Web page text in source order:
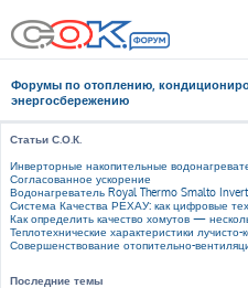
Форумы по отоплению,
энергосбережению
Статьи С.О.К.
Инверторные накопительные
Согласованное ускорение
Водонагреватель Royal Thermo Smalto
Система Качества РЕХАУ: как цифровые
Как определить качество хомутов —
Теплотехнические характеристики лучисто-
Совершенствование отопительно-
Последние темы